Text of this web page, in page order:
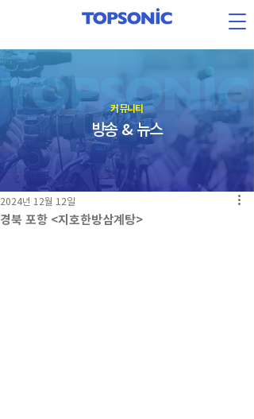
​커뮤니티
방송 & 뉴스
경북 포항 <지호한방삼계탕>
2024년 12월 12일